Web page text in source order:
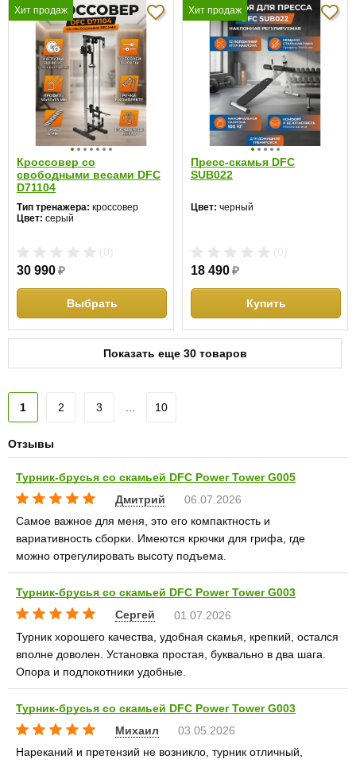
Хит продаж
Кроссовер со
свободными весами DFC
D71104
Тип тренажера: кроссовер
Цвет: серый
30 990₽
Выбрать
Хит продаж
Пресс-скамья DFC
SUB022
Цвет: черный
18 490₽
Купить
Показать еще 30 товаров
1 2 3 10
Отзывы
Турник-брусья со скамьей DFC Power Tower G005
Дмитрий
06.07.2026
Самое важное для меня, это его компактность и
вариативность сборки. Имеются крючки для грифа, где
можно отрегулировать высоту подъема.
Турник-брусья со скамьей DFC Power Tower G003
Сергей
01.07.2026
Турник хорошего качества, удобная скамья, крепкий, остался
вполне доволен. Установка простая, буквально в два шага.
Опора и подлокотники удобные.
Турник-брусья со скамьей DFC Power Tower G003
Михаил
03.05.2026
Нареканий и претензий не возникло, турник отличный,